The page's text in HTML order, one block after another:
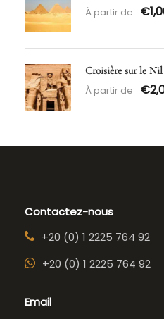
À partir de
Croisière sur le
À partir de
Contactez-nous
+20 (0) 1 2225 764 92
+20 (0) 1 2225 764 92
Email